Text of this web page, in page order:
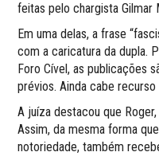
feitas pelo chargista Gilmar
Em uma delas, a frase
com a caricatura da dupla.
Foro Cível, as publicações
prévios. Ainda cabe recurso
A juíza destacou que
Assim, da mesma forma
notoriedade, também